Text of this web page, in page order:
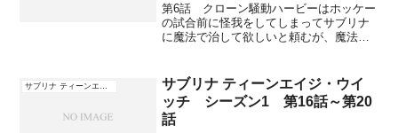
第6話 クローン騒動ハービーはホッケー
の試合前に怪我をしてしまってサブリナ
に魔法で治して欲しいと頼むが、魔法は
チに下げられてしまう。見かねたサブリ
ナはマーキュリーの元へ...
サブリナ ティーンエイジ・ウイ
ッチ シーズン1 第16話～第20
話